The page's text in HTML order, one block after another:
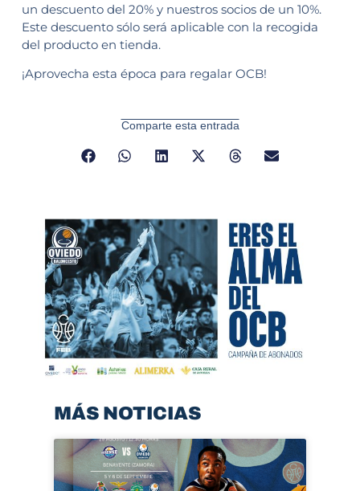
un descuento del 20% y nuestros socios de un 10%.
Este descuento sólo será aplicable con la recogida
del producto en tienda.
¡Aprovecha esta época para regalar OCB!
Comparte esta entrada
MÁS NOTICIAS